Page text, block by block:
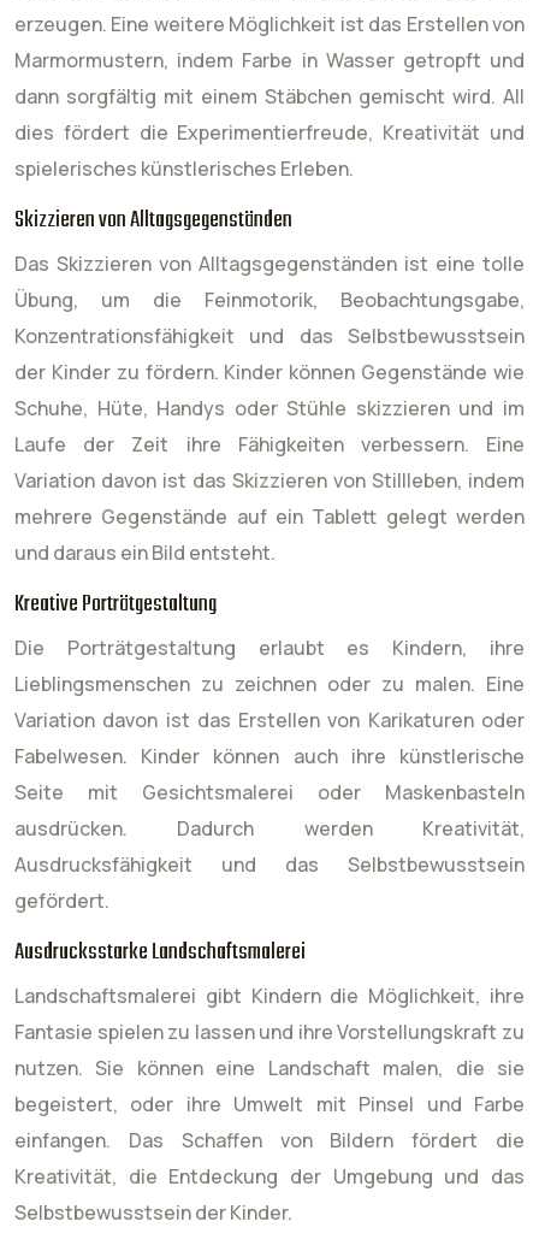
erzeugen. Eine weitere Möglichkeit ist das Erstellen von
Marmormustern, indem Farbe in Wasser getropft und
dann sorgfältig mit einem Stäbchen gemischt wird. All
dies fördert die Experimentierfreude, Kreativität und
spielerisches künstlerisches Erleben.
Skizzieren von Alltagsgegenständen
Das Skizzieren von Alltagsgegenständen ist eine tolle
Übung, um die Feinmotorik, Beobachtungsgabe,
Konzentrationsfähigkeit und das Selbstbewusstsein
der Kinder zu fördern. Kinder können Gegenstände wie
Schuhe, Hüte, Handys oder Stühle skizzieren und im
Laufe der Zeit ihre Fähigkeiten verbessern. Eine
Variation davon ist das Skizzieren von Stillleben, indem
mehrere Gegenstände auf ein Tablett gelegt werden
und daraus ein Bild entsteht.
Kreative Porträtgestaltung
Die Porträtgestaltung erlaubt es Kindern, ihre
Lieblingsmenschen zu zeichnen oder zu malen. Eine
Variation davon ist das Erstellen von Karikaturen oder
Fabelwesen. Kinder können auch ihre künstlerische
Seite mit Gesichtsmalerei oder Maskenbasteln
ausdrücken. Dadurch werden Kreativität,
Ausdrucksfähigkeit und das Selbstbewusstsein
gefördert.
Ausdrucksstarke Landschaftsmalerei
Landschaftsmalerei gibt Kindern die Möglichkeit, ihre
Fantasie spielen zu lassen und ihre Vorstellungskraft zu
nutzen. Sie können eine Landschaft malen, die sie
begeistert, oder ihre Umwelt mit Pinsel und Farbe
einfangen. Das Schaffen von Bildern fördert die
Kreativität, die Entdeckung der Umgebung und das
Selbstbewusstsein der Kinder.